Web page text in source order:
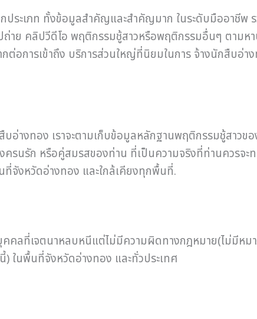
ระเภท ทั้งข้อมูลสำคัญและสำคัญมาก ในระดับมืออาชีพ
ถ่าย คลิปวีดีโอ พฤติกรรมชู้สาวหรือพฤติกรรมอื่นๆ ตา
ต่อการเข้าถึง บริการส่วนใหญ่ที่นิยมในการ จ้างนักสืบอ่า
างทอง เราจะตามเก็บข้อมูลหลักฐานพฤติกรรมชู้สาวข
ครนรัก หรือคู่สมรสของท่าน ที่เป็นความจริงที่ท่านควรจ
งหวัดอ่างทอง และใกล้เคียงทุกพื้นที่.
คคลที่เจตนาหลบหนีแต่ไม่มีความผิดทางกฎหมาย(ไม่มีห
ในพื้นที่จังหวัดอ่างทอง และทั่วประเทศ